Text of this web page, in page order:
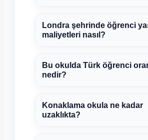
Londra şehrinde öğrenci
maliyetleri nasıl?
Bu okulda Türk öğrenci
nedir?
Konaklama okula ne kadar
uzaklıkta?